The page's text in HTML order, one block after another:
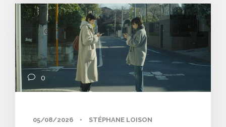
0
05/08/2026 • STÉPHANE LOISON